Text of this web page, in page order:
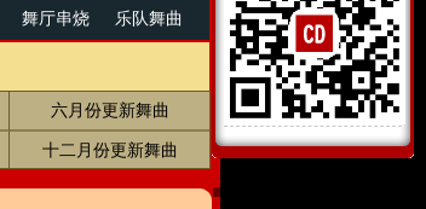
舞厅串烧 乐队舞曲
六月份更新舞曲
十二月份更新舞曲